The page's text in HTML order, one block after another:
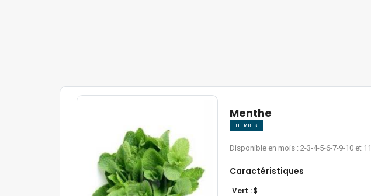
Menthe
HERBES
Disponible en mois : 2-3-4-5-6-7-9-10 et 11
Caractéristiques
Vert :$